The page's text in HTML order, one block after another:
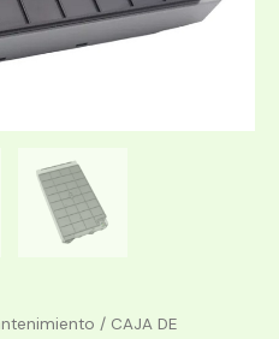
/ CAJA DE